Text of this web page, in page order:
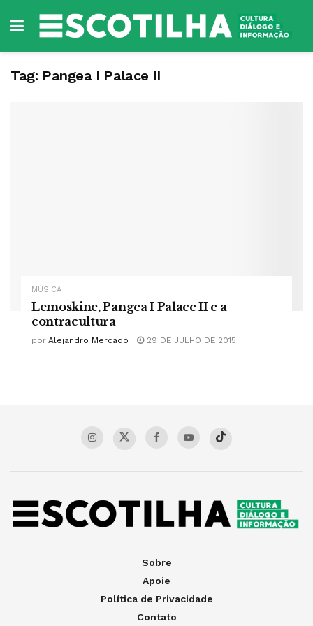
Tag: Pangea I Palace II
MÚSICA
Lemoskine, Pangea I Palace II e a
contracultura
por Alejandro Mercado 29 DE JULHO DE 2015
Sobre
Apoie
Política de Privacidade
Contato